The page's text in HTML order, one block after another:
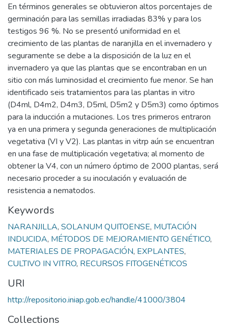
En términos generales se obtuvieron altos porcentajes de
germinación para las semillas irradiadas 83% y para los
testigos 96 %. No se presentó uniformidad en el
crecimiento de las plantas de naranjilla en el invernadero y
seguramente se debe a la disposición de la luz en el
invernadero ya que las plantas que se encontraban en un
sitio con más luminosidad el crecimiento fue menor. Se han
identificado seis tratamientos para las plantas in vitro
(D4ml, D4m2, D4m3, D5ml, D5m2 y D5m3) como óptimos
para la inducción a mutaciones. Los tres primeros entraron
ya en una primera y segunda generaciones de multiplicación
vegetativa (VI y V2). Las plantas in vitrp aún se encuentran
en una fase de multiplicación vegetativa; al momento de
obtener la V4, con un número óptimo de 2000 plantas, será
necesario proceder a su inoculación y evaluación de
resistencia a nematodos.
Keywords
NARANJILLA, SOLANUM QUITOENSE, MUTACIÓN
INDUCIDA, MÉTODOS DE MEJORAMIENTO GENÉTICO,
MATERIALES DE PROPAGACIÓN, EXPLANTES,
CULTIVO IN VITRO, RECURSOS FITOGENÉTICOS
URI
http://repositorio.iniap.gob.ec/handle/41000/3804
Collections